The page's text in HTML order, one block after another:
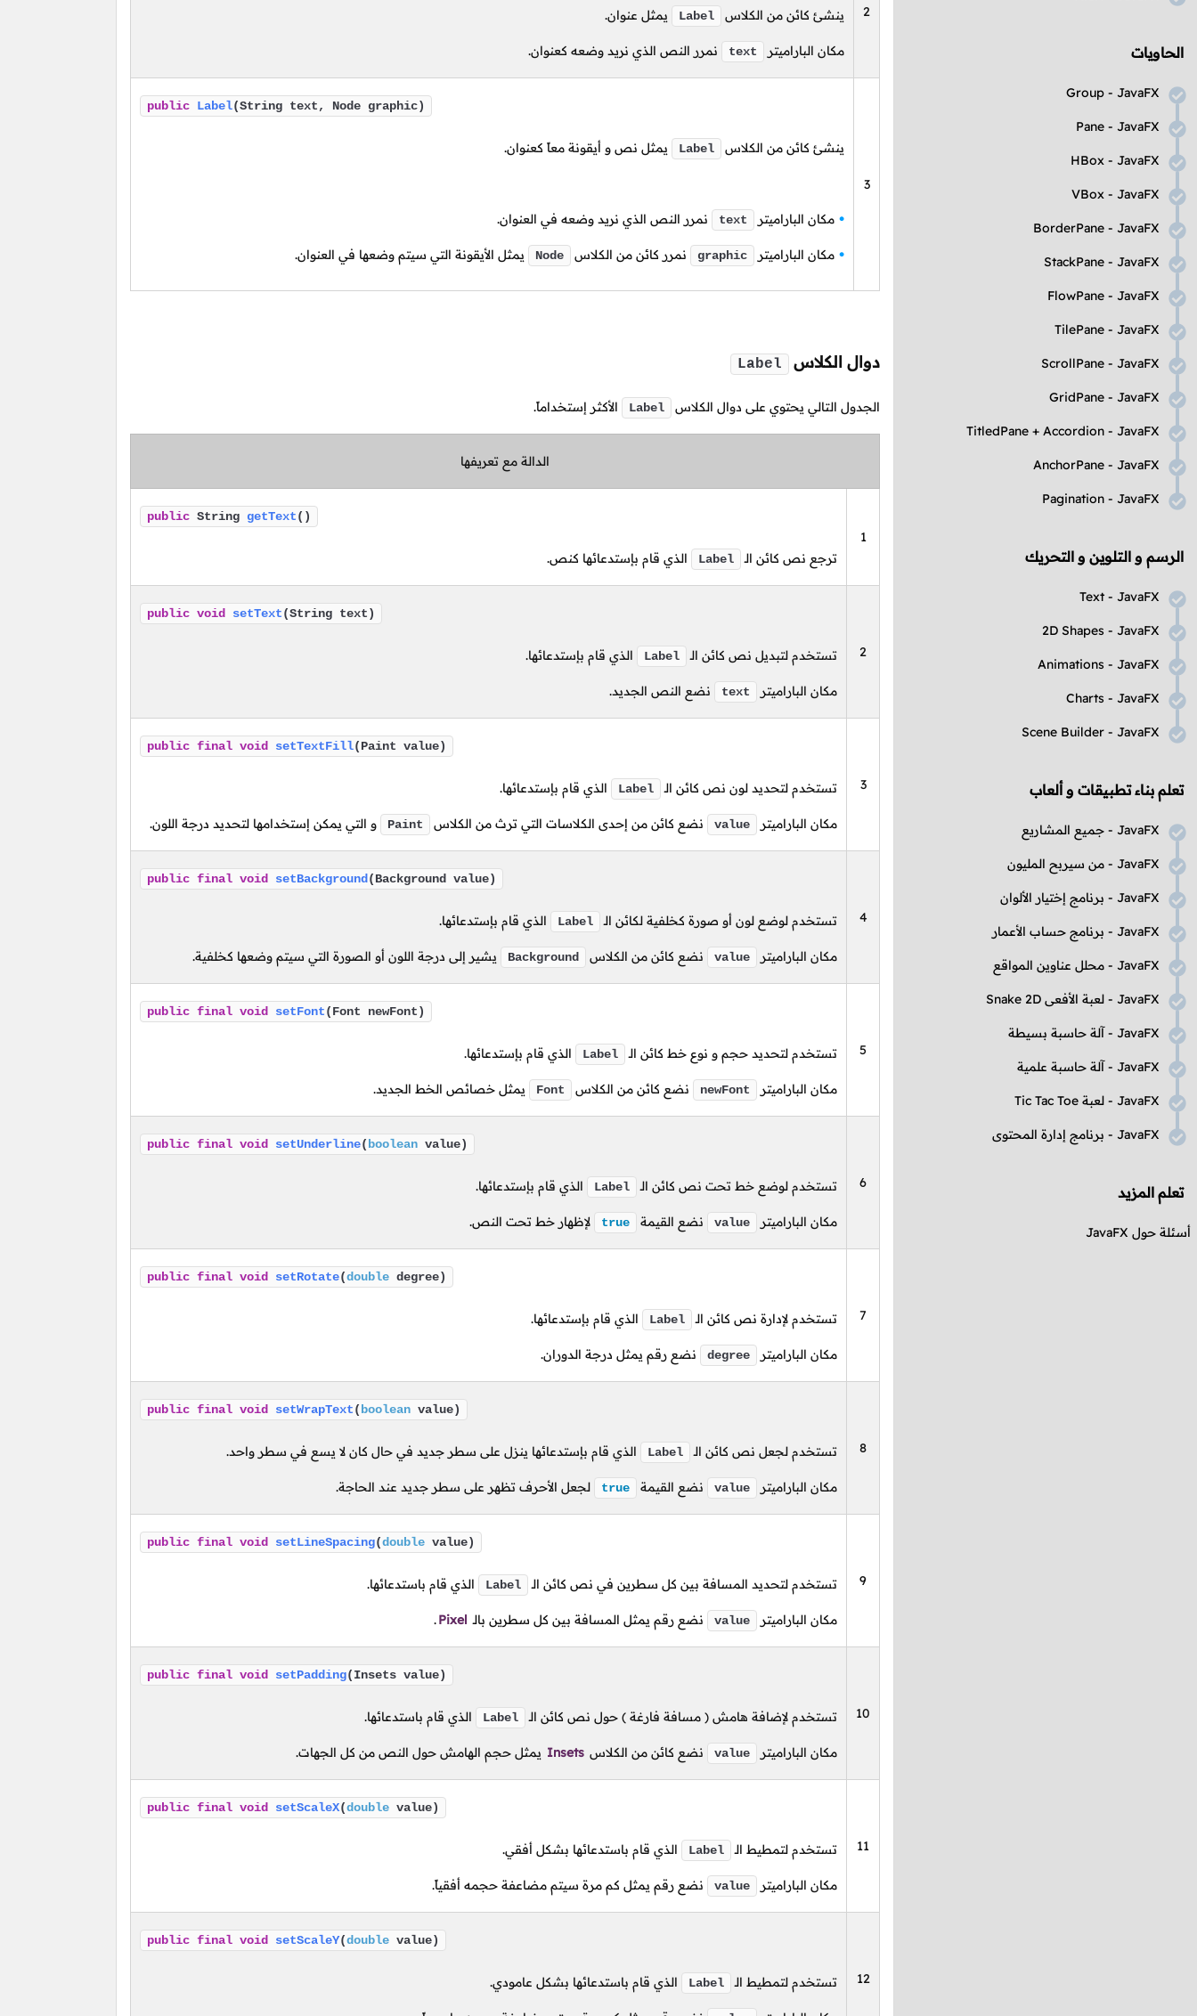
الحاويات
JavaFX
-
Group
JavaFX
-
Pane
JavaFX
-
HBox
JavaFX
-
VBox
JavaFX
-
BorderPane
JavaFX
-
StackPane
JavaFX
-
FlowPane
JavaFX
-
TilePane
JavaFX
-
ScrollPane
JavaFX
-
GridPane
JavaFX
-
Accordion
+
TitledPane
JavaFX
-
AnchorPane
JavaFX
-
Pagination
الرسم و التلوين و التحريك
JavaFX
-
Text
JavaFX
-
2D Shapes
JavaFX
-
Animations
JavaFX
-
Charts
JavaFX
-
Scene Builder
تعلم بناء تطبيقات و ألعاب
JavaFX - جميع المشاريع
JavaFX - من سيربح المليون
JavaFX - برنامج إختيار الألوان
JavaFX - برنامج حساب الأعمار
JavaFX - محلل عناوين المواقع
JavaFX - لعبة الأفعى Snake 2D
JavaFX - آلة حاسبة بسيطة
JavaFX - آلة حاسبة علمية
JavaFX - لعبة Tic Tac Toe
JavaFX - برنامج إدارة المحتوى
تعلم المزيد
أسئلة حول JavaFX
2 ينشئ كائن من الكلاس Label يمثل عنوان.
مكان الباراميتر text نمرر النص الذي نريد وضعه كعنوان.
3
public Label(String text, Node graphic)
ينشئ كائن من الكلاس Label يمثل نص و أيقونة معاً كعنوان.
مكان الباراميتر text نمرر النص الذي نريد وضعه في العنوان.
مكان الباراميتر graphic نمرر كائن من الكلاس Node يمثل الأيقونة التي سيتم وضعها في العنوان.
دوال الكلاس Label
الجدول التالي يحتوي على دوال الكلاس Label الأكثر إستخداماً.
الدالة مع تعريفها
1
public String getText()
ترجع نص كائن الـ Label الذي قام بإستدعائها كنص.
2
public void setText(String text)
تستخدم لتبديل نص كائن الـ Label الذي قام بإستدعائها.
مكان الباراميتر text نضع النص الجديد.
3
public final void setTextFill(Paint value)
تستخدم لتحديد لون نص كائن الـ Label الذي قام بإستدعائها.
مكان الباراميتر value نضع كائن من إحدى الكلاسات التي ترث من الكلاس Paint و التي يمكن إستخدامها لتحديد درجة اللون.
4
public final void setBackground (Background value)
تستخدم لوضع لون أو صورة كخلفية لكائن الـ Label الذي قام بإستدعائها.
مكان الباراميتر value نضع كائن من الكلاس Background يشير إلى درجة اللون أو الصورة التي سيتم وضعها كخلفية.
5
public final void setFont(Font newFont)
تستخدم لتحديد حجم و نوع خط كائن الـ Label الذي قام بإستدعائها.
مكان الباراميتر newFont نضع كائن من الكلاس Font يمثل خصائص الخط الجديد.
6
public final void setUnderline( boolean value)
تستخدم لوضع خط تحت نص كائن الـ Label الذي قام بإستدعائها.
مكان الباراميتر value نضع القيمة true لإظهار خط تحت النص.
7
public final void setRotate(double degree)
تستخدم لإدارة نص كائن الـ Label الذي قام بإستدعائها.
مكان الباراميتر degree نضع رقم يمثل درجة الدوران.
8
public final void setWrapText( boolean value)
تستخدم لجعل نص كائن الـ Label الذي قام بإستدعائها ينزل على سطر جديد في حال كان لا يسع في سطر واحد.
مكان الباراميتر value نضع القيمة true لجعل الأحرف تظهر على سطر جديد عند الحاجة.
9
public final void setLineSpacing(double value)
تستخدم لتحديد المسافة بين كل سطرين في نص كائن الـ Label الذي قام باستدعائها.
مكان الباراميتر value نضع رقم يمثل المسافة بين كل سطرين بالـ Pixel
.
10
public final void setPadding(Insets value)
تستخدم لإضافة هامش ( مسافة فارغة ) حول نص كائن الـ Label الذي قام باستدعائها.
مكان الباراميتر value نضع كائن من الكلاس Insets يمثل حجم الهامش حول النص من كل الجهات.
11
public final void setScaleX(double value)
تستخدم لتمطيط الـ Label الذي قام باستدعائها بشكل أفقي.
مكان الباراميتر value نضع رقم يمثل كم مرة سيتم مضاعفة حجمه أفقياً.
12
public final void setScaleY(double value)
تستخدم لتمطيط الـ Label الذي قام باستدعائها بشكل عامودي.